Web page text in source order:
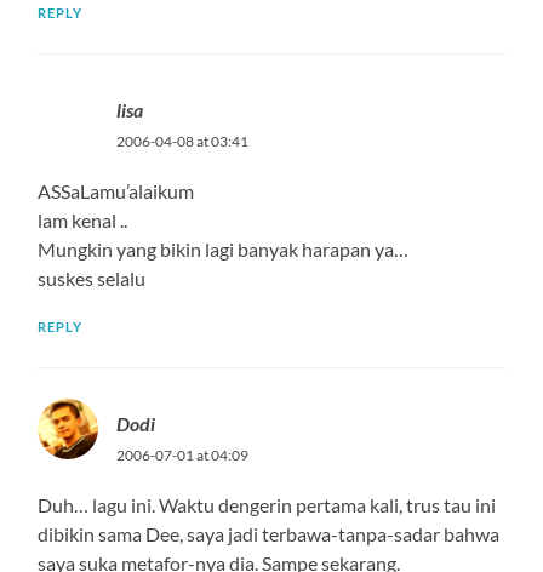
REPLY
lisa
2006-04-08 at 03:41
ASSaLamu’alaikum
lam kenal ..
Mungkin yang bikin lagi banyak harapan ya…
suskes selalu
REPLY
Dodi
2006-07-01 at 04:09
Duh… lagu ini. Waktu dengerin pertama kali, trus tau ini
dibikin sama Dee, saya jadi terbawa-tanpa-sadar bahwa
saya suka metafor-nya dia. Sampe sekarang.